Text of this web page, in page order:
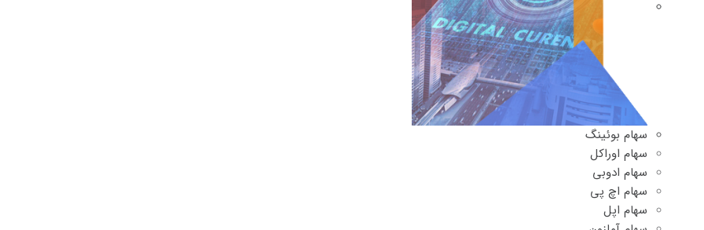
سهام بوئینگ
سهام اوراکل
سهام ادوبی
سهام اچ پی
سهام اپل